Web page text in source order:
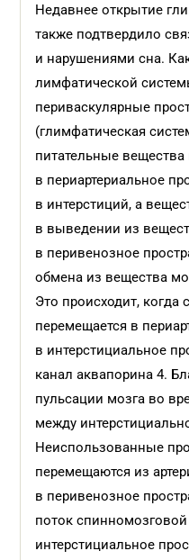
Недавнее открытие
также подтвердило
и нарушениями сна.
лимфатической
периваскулярные
(глимфатическая
питательные вещества
в периартериальное
в интерстиций, а
в выведении из
в перивенозное
обмена из вещества
Это происходит,
перемещается в
в интерстициальное
канал аквапорина 4.
пульсации мозга во
между
Неиспользованные
перемещаются из
в перивенозное
поток
интерстициальное